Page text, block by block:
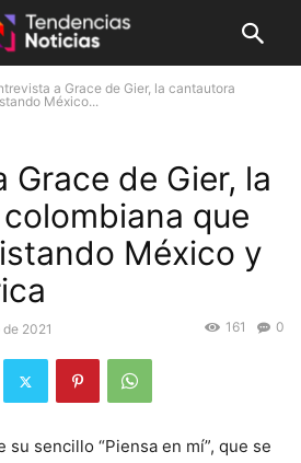
a Grace de Gier, la cantautora
México...
Grace de Gier, la
que
México y
2021 0
161
su sencillo “Piensa en mí”, que se